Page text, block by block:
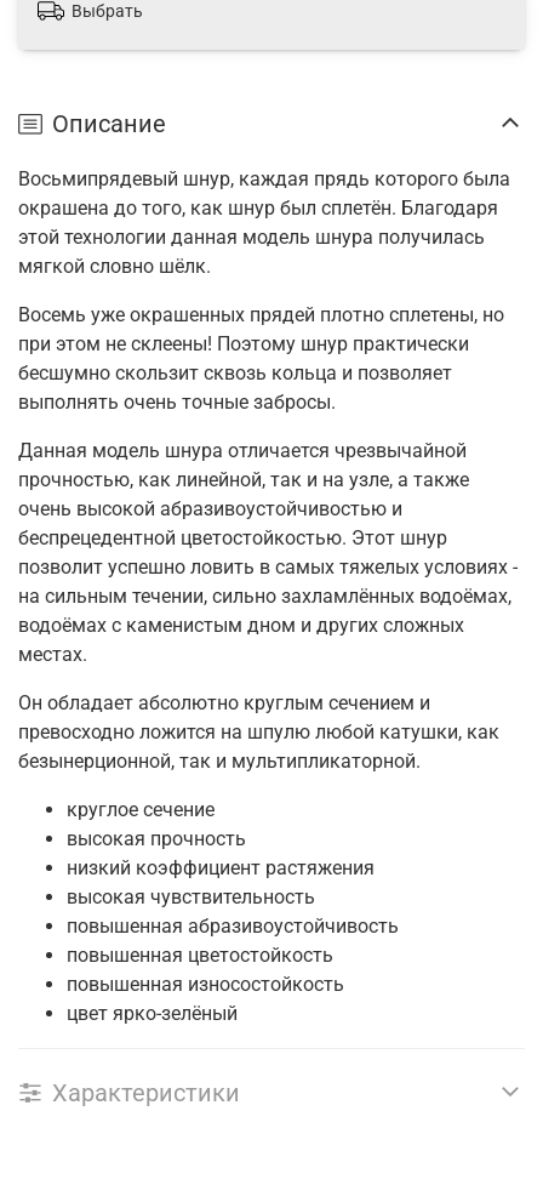
Выбрать
Описание
Восьмипрядевый шнур, каждая прядь которого была
окрашена до того, как шнур был сплетён. Благодаря
этой технологии данная модель шнура получилась
мягкой словно шёлк.
Восемь уже окрашенных прядей плотно сплетены, но
при этом не склеены! Поэтому шнур практически
бесшумно скользит сквозь кольца и позволяет
выполнять очень точные забросы.
Данная модель шнура отличается чрезвычайной
прочностью, как линейной, так и на узле, а также
очень высокой абразивоустойчивостью и
беспрецедентной цветостойкостью. Этот шнур
позволит успешно ловить в самых тяжелых условиях -
на сильным течении, сильно захламлённых водоёмах,
водоёмах с каменистым дном и других сложных
местах.
Он обладает абсолютно круглым сечением и
превосходно ложится на шпулю любой катушки, как
безынерционной, так и мультипликаторной.
круглое сечение
высокая прочность
низкий коэффициент растяжения
высокая чувствительность
повышенная абразивоустойчивость
повышенная цветостойкость
повышенная износостойкость
цвет ярко-зелёный
Характеристики